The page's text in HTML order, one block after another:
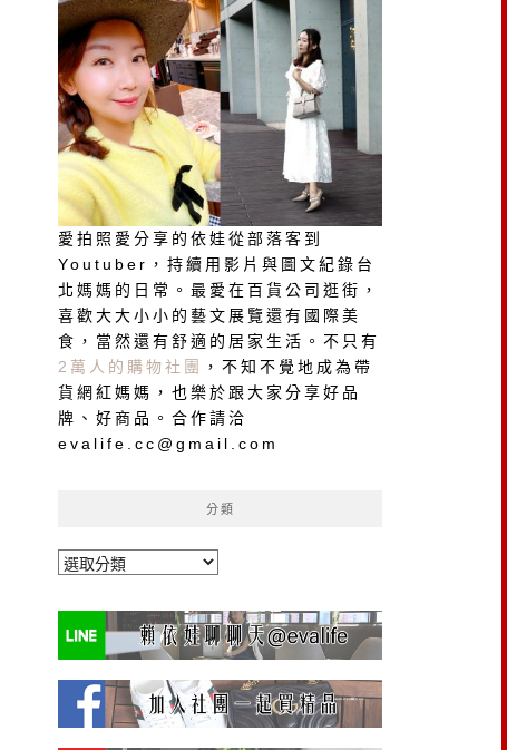
愛拍照愛分享的依娃從部落客到
Youtuber，持續用影片與圖文紀錄台
北媽媽的日常。最愛在百貨公司逛街，
喜歡大大小小的藝文展覽還有國際美
食，當然還有舒適的居家生活。不只有
2萬人的購物社團
，不知不覺地成為帶
貨網紅媽媽，也樂於跟大家分享好品
牌、好商品。合作請洽
evalife.cc@gmail.com
分類
分